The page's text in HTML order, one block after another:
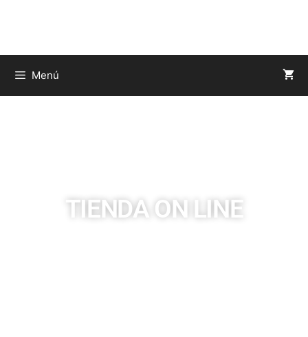
Menú
TIENDA ON LINE